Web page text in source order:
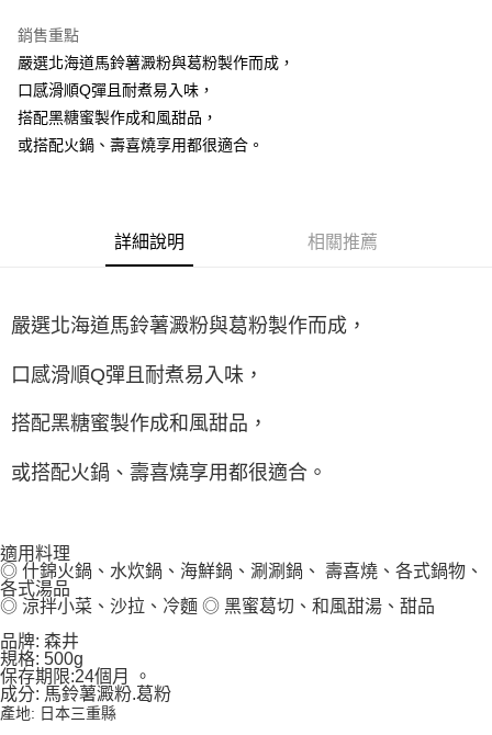
Apple Pay
街口支付
悠遊付
【關於「AFTEE先享後付」】
１．簡單：不需註冊會員、不需綁卡、不需儲值。
３．安心：先確認商品／服務後，再付款。
【「AFTEE先享後付」結帳流程】
１．於結帳方式選擇「AFTEE先享後付」後，將跳轉至「AFTEE先享後付」
２．訂單成立數日內，您將收到繳費通知簡訊。
購買商品的店家。未經商家同意取消之訂單仍視為有效，需透過AFTEE先享
後付繳納相關費用。
※ 交易是否成功請以「AFTEE先享後付 」之結帳頁面顯示為準，若有關於
是否繳費成功／繳費後需取消欲退款等相關疑問，請聯繫「AFTEE先享後付
【注意事項】
１．透過由恩沛科技股份有限公司提供之「AFTEE先享後付」服務完成之交
易，需依本服務之必要範圍內提供個人資料，並將交易相關給付款項請求債
權轉讓予恩沛科技股份有限公司。
全家取貨付款-重量限制含紙箱10kg，請控制商品重量在9~9.5
每筆NT$90，滿NT$990(含以上)免運費
付款後全家取貨-重量限制含紙箱10kg，請控制商品重量在9~
7-11取貨付款-重量限制含紙箱10kg，請控制商品重量在9~9.5
kg
每筆NT$90，滿NT$990(含以上)免運費
付款後7-11取貨-重量限制含紙箱10kg，請控制商品重量在9~
9.5kg
銷售重點
嚴選北海道馬鈴薯澱粉與葛粉製作而成，
口感滑順Q彈且耐煮易入味，
搭配黑糖蜜製作成和風甜品，
或搭配火鍋、壽喜燒享用都很適合。
詳細說明 相關推薦
嚴選北海道馬鈴薯澱粉與葛粉製作而成，
口感滑順Q彈且耐煮易入味，
搭配黑糖蜜製作成和風甜品，
或搭配火鍋、壽喜燒享用都很適合。
適用料理
◎ 什錦火鍋、水炊鍋、海鮮鍋、涮涮鍋、 壽喜燒、各式鍋物、
各式湯品
◎ 涼拌小菜、沙拉、冷麵 ◎ 黑蜜葛切、和風甜湯、甜品
品牌: 森井
規格: 500g
保存期限:24個月 。
成分: 馬鈴薯澱粉.葛粉
產地: 日本三重縣